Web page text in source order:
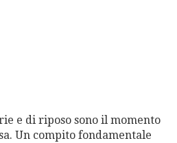
e di riposo sono il momento
Un compito fondamentale